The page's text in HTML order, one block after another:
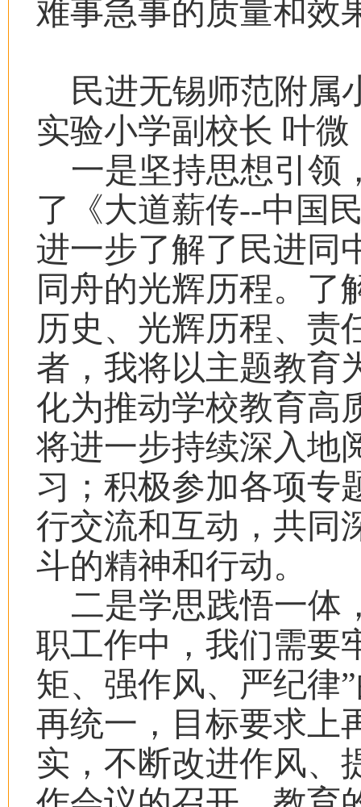
难事急事的质量和效
民进无锡师范附属
实验小学副校长 叶微
一是坚持思想引领
了《大道薪传--中国
进一步了解了民进同
同舟的光辉历程。了
历史、光辉历程、责
者，我将以主题教育
化为推动学校教育高
将进一步持续深入地
习；积极参加各项专
行交流和互动，共同
斗的精神和行动。
二是学思践悟一体
职工作中，我们需要
矩、强作风、严纪律
再统一，目标要求上
实，不断改进作风、